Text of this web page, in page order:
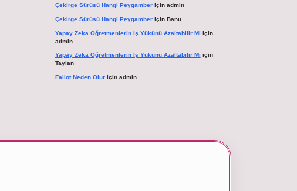
Çekirge Sürüsü Hangi Peygamberiçin admin
Çekirge Sürüsü Hangi Peygamberiçin Banu
Yapay Zeka Öğretmenlerin Iş Yükünü Azaltabilir Mi için
admin
Yapay Zeka Öğretmenlerin Iş Yükünü Azaltabilir Mi için
Taylan
Fallot Neden Oluriçin admin